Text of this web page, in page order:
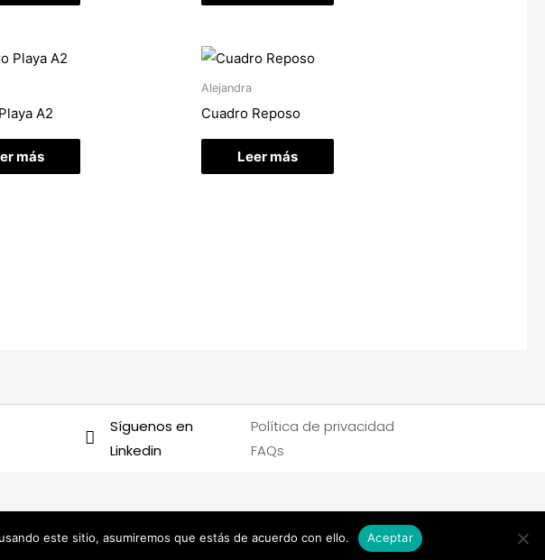
A2
más
Alejandra
Cuadro Reposo
Leer más
Síguenos en
Linkedin
Política de privacidad
FAQs
este sitio, asumiremos que estás de acuerdo con ello. Aceptar